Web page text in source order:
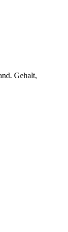
Gehalt,